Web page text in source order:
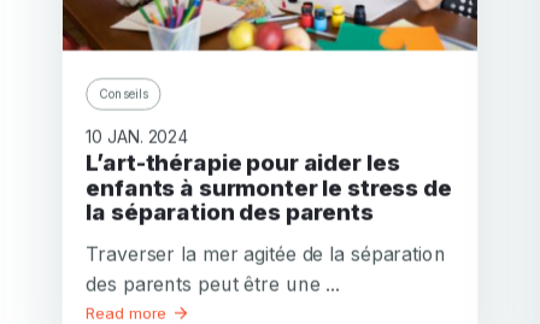
Conseils
10 JAN. 2024
L’art-thérapie pour aider les
enfants à surmonter le stress de
la séparation des parents
Traverser la mer agitée de la séparation
des parents peut être une ...
Read more